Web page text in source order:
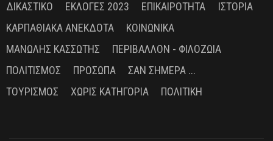
ΔΙΚΑΣΤΙΚΌ
ΕΚΛΟΓΈΣ 2023 ΕΠΙΚΑΙΡΌΤΗΤΑ
ΙΣΤΟΡΊΑ
ΚΑΡΠΑΘΙΑΚΆ ΑΝΈΚΔΟΤΑ
ΚΟΙΝΩΝΙΚΆ
ΜΑΝΏΛΗΣ ΚΑΣΣΏΤΗΣ
ΠΕΡΙΒΆΛΛΟΝ - ΦΙΛΟΖΩΊΑ
ΠΟΛΙΤΙΣΜΌΣ
ΠΡΌΣΩΠΑ
ΣΑΝ ΣΉΜΕΡΑ ...
ΤΟΥΡΙΣΜΌΣ
ΧΩΡΊΣ ΚΑΤΗΓΟΡΊΑ ΠΟΛΙΤΙΚΉ